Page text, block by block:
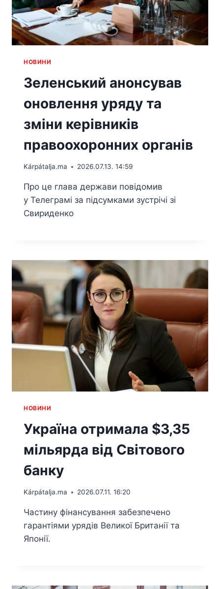
HОВИНИ
Зеленський анонсував
оновлення уряду та
зміни керівників
правоохоронних органів
Kárpátalja.ma 2026.07.13. 14:59
Про це глава держави повідомив
у Телеграмі за підсумками зустрічі зі
Свириденко
HОВИНИ
Україна отримала $3,35
мільярда від Світового
банку
Kárpátalja.ma 2026.07.11. 16:20
Частину фінансування забезпечено
гарантіями урядів Великої Британії та
Японії.